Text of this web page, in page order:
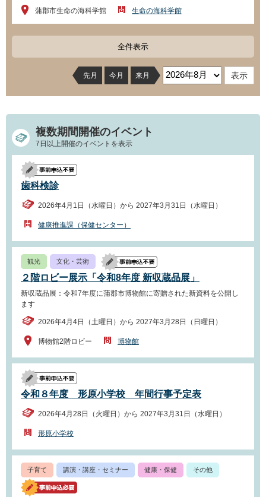
蒲郡市生命の海科学館 生命の海科学館
全件表示
先月 今月 来月
複数期間開催のイベント
7日以上開催のイベントを表示
歯科検診
2026年4月1日（水曜日）から 2027年3月31日（水曜日）
健康推進課（保健センター）
観光 文化・芸術
２階ロビー展示「令和8年度 新収蔵品展」
新収蔵品展：令和7年度に蒲郡市博物館に寄贈された新資料を公開し
ます
2026年4月4日（土曜日）から 2027年3月28日（日曜日）
博物館2階ロビー 博物館
令和８年度 形原小学校 年間行事予定表
2026年4月28日（火曜日）から 2027年3月31日（水曜日）
形原小学校
子育て 講演・講座・セミナー 健康・保健 その他